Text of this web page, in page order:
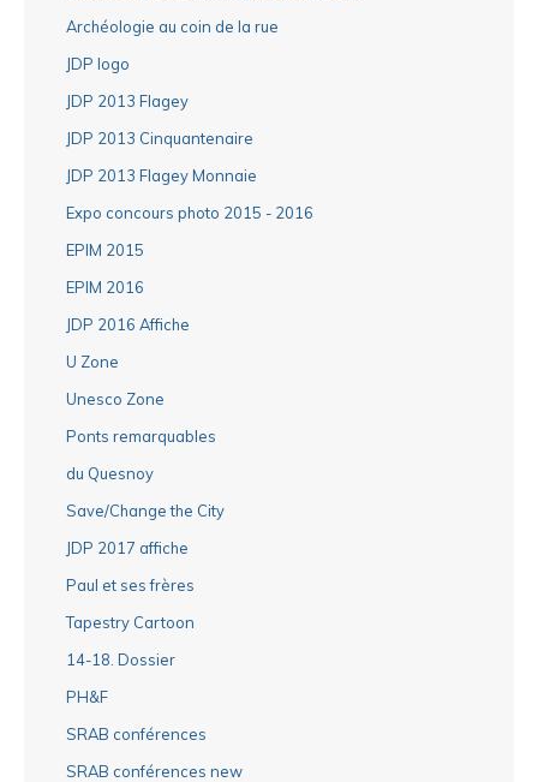
Archéologie au coin de la rue
JDP logo
JDP 2013 Flagey
JDP 2013 Cinquantenaire
JDP 2013 Flagey Monnaie
Expo concours photo 2015 - 2016
EPIM 2015
EPIM 2016
JDP 2016 Affiche
U Zone
Unesco Zone
Ponts remarquables
du Quesnoy
Save/Change the City
JDP 2017 affiche
Paul et ses frères
Tapestry Cartoon
14-18. Dossier
PH&F
SRAB conférences
SRAB conférences new